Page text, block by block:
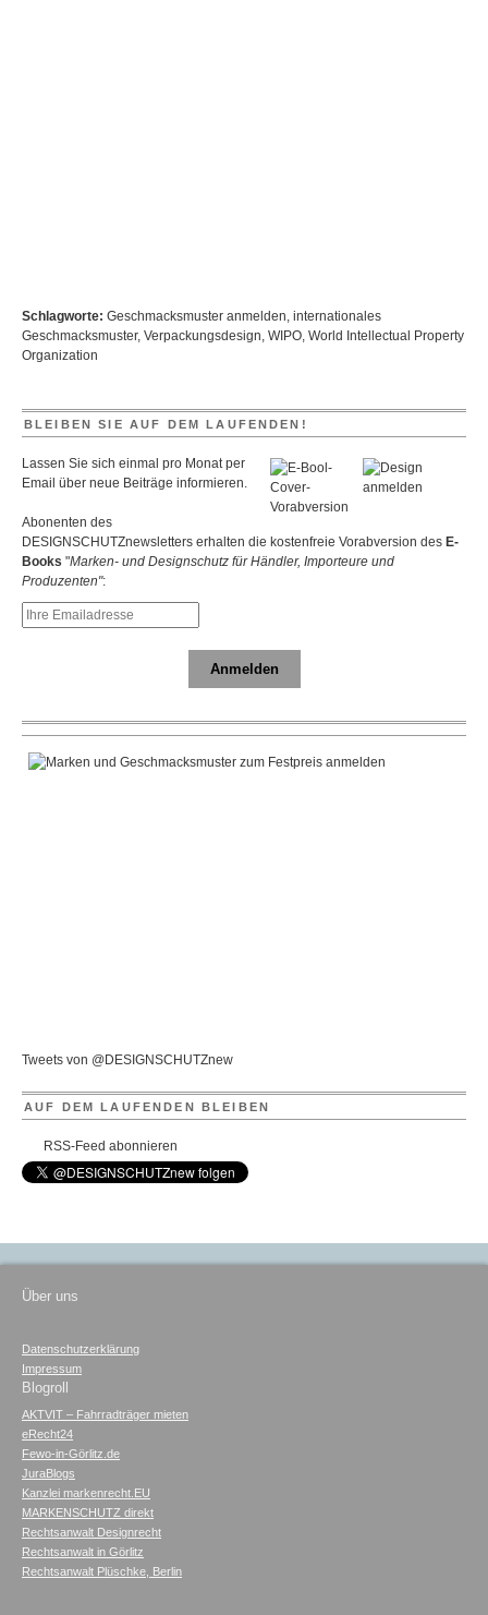
Schlagworte: Geschmacksmuster anmelden, internationales
Geschmacksmuster, Verpackungsdesign, WIPO, World Intellectual Property
Organization
BLEIBEN SIE AUF DEM LAUFENDEN!
Lassen Sie sich einmal pro Monat per
Email über neue Beiträge informieren.
Abonenten des
DESIGNSCHUTZnewsletters erhalten die kostenfreie Vorabversion des E-
Books "Marken- und Designschutz für Händler, Importeure und
Produzenten":
Anmelden
Tweets von @DESIGNSCHUTZnew
AUF DEM LAUFENDEN BLEIBEN
RSS-Feed abonnieren
Über uns
Datenschutzerklärung
Impressum
Blogroll
AKTVIT – Fahrradträger mieten
eRecht24
Fewo-in-Görlitz.de
JuraBlogs
Kanzlei markenrecht.EU
MARKENSCHUTZ direkt
Rechtsanwalt Designrecht
Rechtsanwalt in Görlitz
Rechtsanwalt Plüschke, Berlin